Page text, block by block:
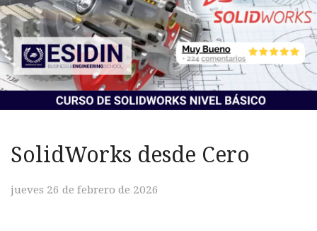
SolidWorks desde Cero
jueves 26 de febrero de 2026